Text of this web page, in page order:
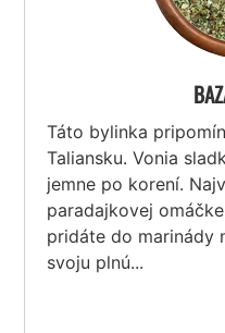
Táto bylinka
Taliansku. Vonia
jemne po korení.
paradajkovej
pridáte do marinády
svoju plnú...